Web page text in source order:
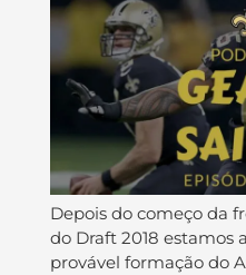
Depois do começo da
do Draft 2018 estamos
provável formação do